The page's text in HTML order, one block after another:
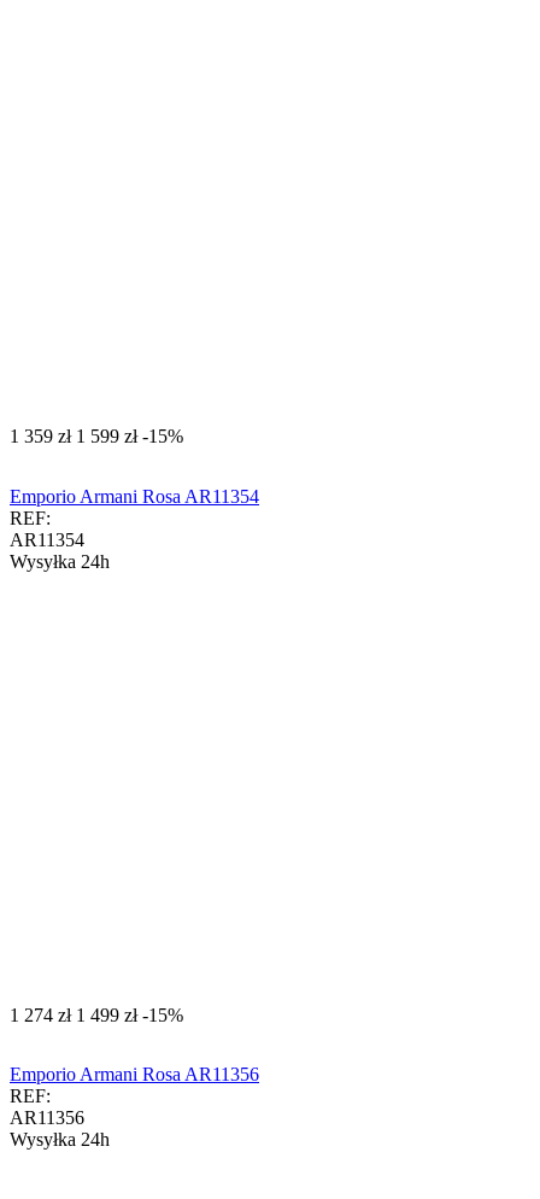
‍1 359‍ zł ‍1 599‍ zł -15%
Emporio Armani Rosa AR11354
REF:
AR11354
Wysyłka 24h
‍1 274‍ zł ‍1 499‍ zł -15%
Emporio Armani Rosa AR11356
REF:
AR11356
Wysyłka 24h